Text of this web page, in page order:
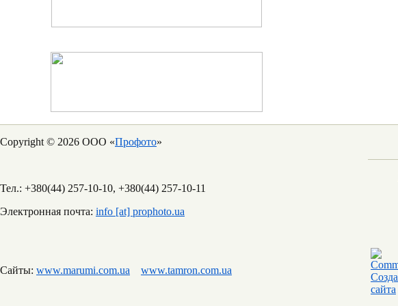
Copyright © 2026 ООО «Профото»
Тел.: +380(44) 257-10-10, +380(44) 257-10-11
Электронная почта: info [at] prophoto.ua
Сайты: www.marumi.com.ua www.tamron.com.ua